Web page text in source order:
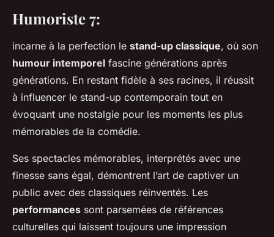
Humoriste 7:
incarne à la perfection le stand-up classique, où son
humour intemporel fascine générations après
générations. En restant fidèle à ses racines, il réussit
à influencer le stand-up contemporain tout en
évoquant une nostalgie pour les moments les plus
mémorables de la comédie.
Ses spectacles mémorables, interprétés avec une
finesse sans égal, démontrent l’art de captiver un
public avec des classiques réinventés. Les
performances sont parsemées de références
culturelles qui laissent toujours une impression